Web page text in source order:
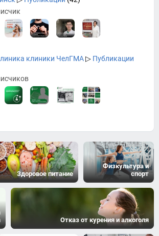
клиники ЧелГМА▷ Публикации
Здоровое питание
Физкультура и
спорт
Отказ от курения и алкоголя